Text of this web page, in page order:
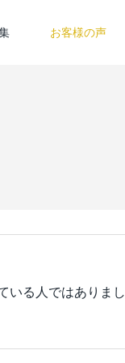
お客様の声
いる人ではありまし